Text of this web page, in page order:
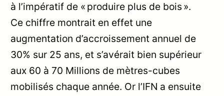
à l’impératif de « produire plus de bois ».
Ce chiffre montrait en effet une
augmentation d’accroissement annuel de
30% sur 25 ans, et s’avérait bien supérieur
aux 60 à 70 Millions de mètres-cubes
mobilisés chaque année. Or l’IFN a ensuite